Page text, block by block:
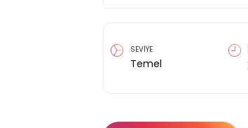
SEVİYE
Temel